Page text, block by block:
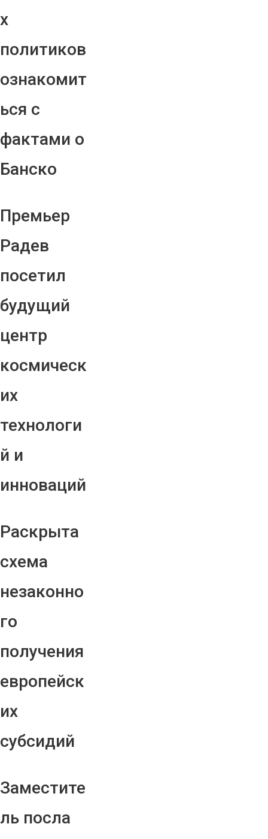
х
политиков
ознакомит
ься с
фактами о
Банско
Премьер
Радев
посетил
будущий
центр
космическ
их
технологи
й и
инноваций
Раскрыта
схема
незаконно
го
получения
европейск
их
субсидий
Заместите
ль посла